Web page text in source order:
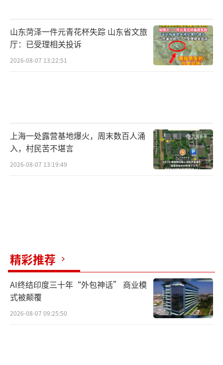
山东菏泽一件元青花杯失踪 山东省文旅
厅：已受理相关投诉
2026-08-07 13:22:51
上海一处露营基地爆火，周末数百人涌
入，村民苦不堪言
2026-08-07 13:19:49
精彩推荐
AI终结印度三十年“外包神话” 商业模
式被颠覆
2026-08-07 09:25:50